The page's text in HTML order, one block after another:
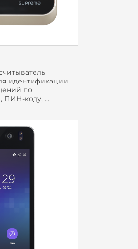
идентификации
по
ПИН-коду, ...